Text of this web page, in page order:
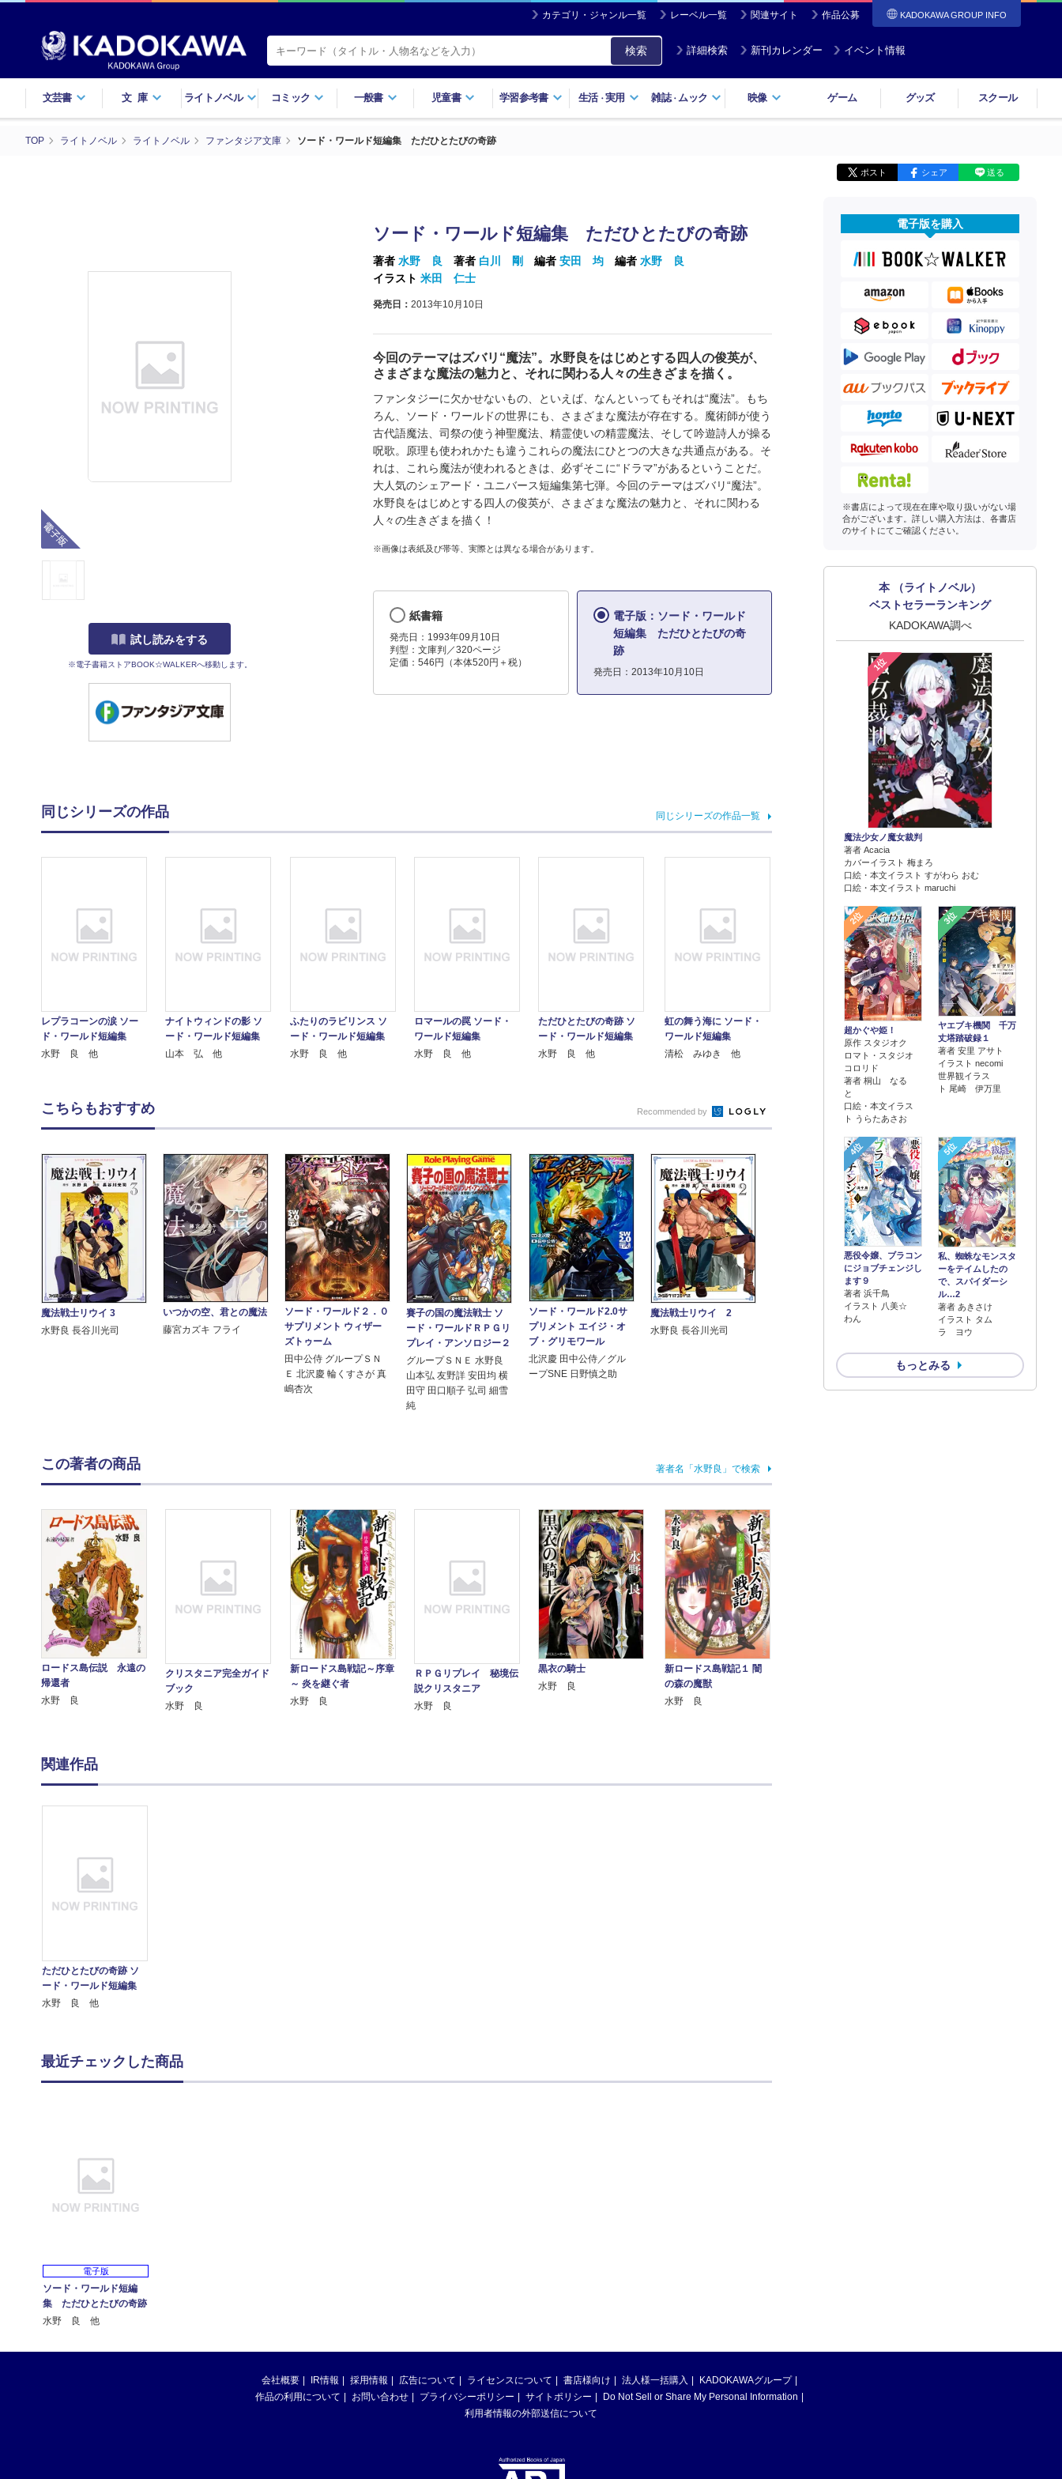
カテゴリ・ジャンル一覧 レーベル一覧 関連サイト 作品公募 KADOKAWA GROUP INFO
検索 詳細検索 新刊カレンダー イベント情報
文芸書 文庫 ライトノベル コミック 一般書 児童書 学習参考書 生活・実用 雑誌・ ムック 映像 ゲーム グッズ スクール
TOP ライトノベル ライトノベル ファンタジア文庫 ソード・ワールド短編集 ただひとたびの奇跡
ポスト シェア 送る
試し読みをする
※電子書籍ストアBOOK☆WALKERへ移動します。
ソード・ワールド短編集 ただひとたびの奇跡
著者 水野 良 著者 白川 剛 編者 安田 均 編者 水野 良
イラスト 米田 仁士
発売日： 2013年10月10日
今回のテーマはズバリ“魔法”。水野良をはじめとする四人の俊英が、
さまざまな魔法の魅力と、それに関わる人々の生きざまを描く。
ファンタジーに欠かせないもの、といえば、なんといってもそれは“魔法”。もち
ろん、ソード・ワールドの世界にも、さまざまな魔法が存在する。魔術師が使う
古代語魔法、司祭の使う神聖魔法、精霊使いの精霊魔法、そして吟遊詩人が操る
呪歌。原理も使われかたも違うこれらの魔法にひとつの大きな共通点がある。そ
れは、これら魔法が使われるときは、必ずそこに“ドラマ”があるということだ。
大人気のシェアード・ユニバース短編集第七弾。今回のテーマはズバリ“魔法”。
水野良をはじめとする四人の俊英が、さまざまな魔法の魅力と、それに関わる
人々の生きざまを描く！
※画像は表紙及び帯等、実際とは異なる場合があります。
紙書籍
発売日：1993年09月10日
判型：文庫判／320ページ
定価：546円（本体520円＋税）
電子版：ソード・ワールド
短編集 ただひとたびの奇
跡
発売日：2013年10月10日
同じシリーズの作品 同じシリーズの作品一覧
レプラコーンの涙 ソー
ド・ワールド短編集
水野 良 他
ナイトウィンドの影 ソ
ード・ワールド短編集
山本 弘 他
ふたりのラビリンス ソ
ード・ワールド短編集
水野 良 他
ロマールの罠 ソード・
ワールド短編集
水野 良 他
ただひとたびの奇跡 ソ
ード・ワールド短編集
水野 良 他
虹の舞う海に ソード・
ワールド短編集
清松 みゆき 他
電子版を購入
※書店によって現在在庫や取り扱いがない場
合がございます。詳しい購入方法は、各書店
のサイトにてご確認ください。
本 （ライトノベル）
ベストセラーランキング
KADOKAWA調べ
1位
魔法少女ノ魔女裁判
著者 Acacia
カバーイラスト 梅まろ
口絵・本文イラスト すがわら おむ
口絵・本文イラスト maruchi
2位
超かぐや姫！
原作 スタジオク
ロマト・スタジオ
コロリド
著者 桐山 なる
と
口絵・本文イラス
ト うらたあさお
3位
ヤエブキ機関 千万
丈塔踏破録１
著者 安里 アサト
イラスト necomi
世界観イラス
ト 尾崎 伊万里
4位
悪役令嬢、ブラコン
にジョブチェンジし
ます９
著者 浜千鳥
イラスト 八美☆
わん
5位
私、蜘蛛なモンスタ
ーをテイムしたの
で、スパイダーシ
ル…2
著者 あきさけ
イラスト タム
ラ ヨウ
もっとみる
こちらもおすすめ Recommended by
魔法戦士リウイ 3
水野良 長谷川光司
いつかの空、君との魔法
藤宮カズキ フライ
ソード・ワールド２．０
サプリメント ウィザー
ズトゥーム
田中公侍 グループＳＮ
Ｅ 北沢慶 輪くすさが 真
嶋杏次
賽子の国の魔法戦士 ソ
ード・ワールドＲＰＧリ
プレイ・アンソロジー２
グループＳＮＥ 水野良
山本弘 友野詳 安田均 横
田守 田口順子 弘司 細雪
純
ソード・ワールド2.0サ
プリメント エイジ・オ
ブ・グリモワール
北沢慶 田中公侍／グル
ープSNE 日野慎之助
魔法戦士リウイ 2
水野良 長谷川光司
この著者の商品 著者名「水野良」で検索
ロードス島伝説 永遠の
帰還者
水野 良
クリスタニア完全ガイド
ブック
水野 良
新ロードス島戦記～序章
～ 炎を継ぐ者
水野 良
ＲＰＧリプレイ 秘境伝
説クリスタニア
水野 良
黒衣の騎士
水野 良
新ロードス島戦記１ 闇
の森の魔獣
水野 良
関連作品
ただひとたびの奇跡 ソ
ード・ワールド短編集
水野 良 他
最近チェックした商品
電子版
ソード・ワールド短編
集 ただひとたびの奇跡
水野 良 他
会社概要 IR情報 採用情報 広告について ライセンスについて 書店様向け 法人様一括購入
KADOKAWAグループ
作品の利用について
お問い合わせ プライバシーポリシー サイトポリシー
Do Not Sell or Share My Personal Information
利用者情報の外部送信について